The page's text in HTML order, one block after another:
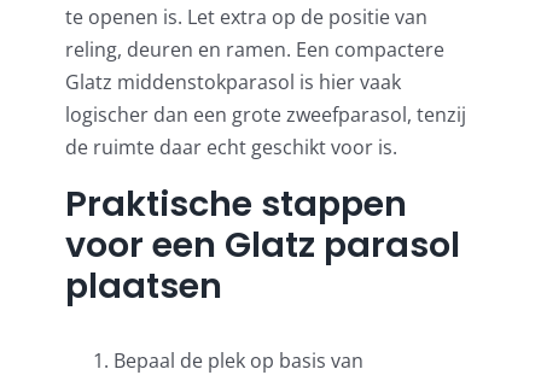
te openen is. Let extra op de positie van
reling, deuren en ramen. Een compactere
Glatz middenstokparasol is hier vaak
logischer dan een grote zweefparasol, tenzij
de ruimte daar echt geschikt voor is.
Praktische stappen
voor een Glatz parasol
plaatsen
Bepaal de plek op basis van